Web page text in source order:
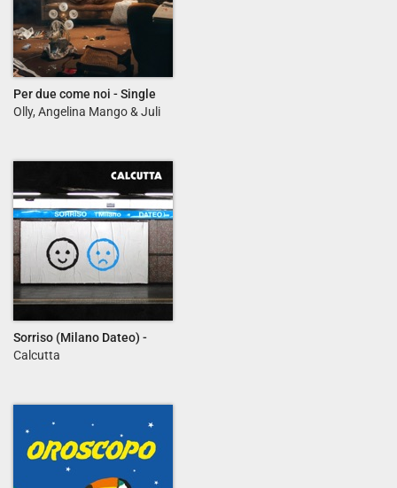
Per due come noi - Single
Olly, Angelina Mango & Juli
Sorriso (Milano Dateo) -
Single
Calcutta